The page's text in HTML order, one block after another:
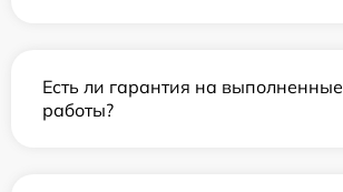
Есть ли гарантия на выполненные
работы?